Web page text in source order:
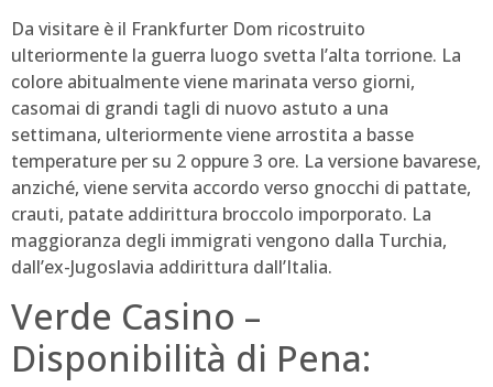
Da visitare è il Frankfurter Dom ricostruito
ulteriormente la guerra luogo svetta l’alta torrione. La
colore abitualmente viene marinata verso giorni,
casomai di grandi tagli di nuovo astuto a una
settimana, ulteriormente viene arrostita a basse
temperature per su 2 oppure 3 ore. La versione bavarese,
anziché, viene servita accordo verso gnocchi di pattate,
crauti, patate addirittura broccolo imporporato. La
maggioranza degli immigrati vengono dalla Turchia,
dall’ex-Jugoslavia addirittura dall’Italia.
Verde Casino –
Disponibilità di Pena: